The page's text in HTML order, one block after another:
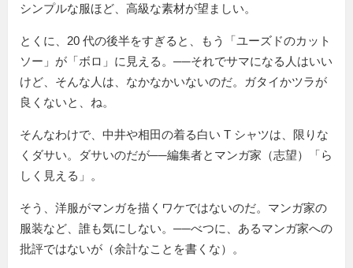
シンプルな服ほど、高級な素材が望ましい。
とくに、20 代の後半をすぎると、もう「ユーズドのカット
ソー」が「ボロ」に見える。──それでサマになる人はいい
けど、そんな人は、なかなかいないのだ。ガタイかツラが
良くないと、ね。
そんなわけで、中井や相田の着る白い T シャツは、限りな
くダサい。ダサいのだが──編集者とマンガ家（志望）「ら
しく見える」。
そう、洋服がマンガを描くワケではないのだ。マンガ家の
服装など、誰も気にしない。──べつに、あるマンガ家への
批評ではないが（余計なことを書くな）。